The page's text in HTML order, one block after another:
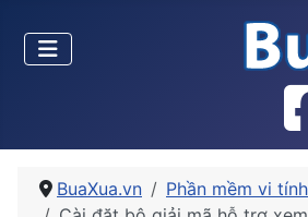
BuaXua.vn
Phần mềm vi tính